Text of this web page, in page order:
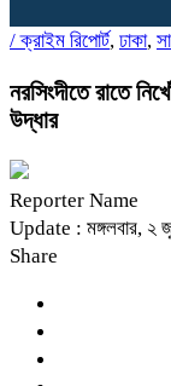
/ক্রাইম রিপোর্ট, ঢাকা,
নরসিংদীতে রাতে
উদ্ধার
Reporter Name
Update : মঙ্গলবার, ২
Share